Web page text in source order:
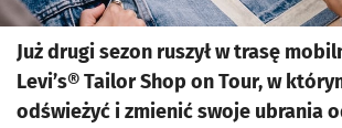
Już drugi sezon ruszył w trasę
Levi’s® Tailor Shop on Tour, w
odświeżyć i zmienić swoje ubrania